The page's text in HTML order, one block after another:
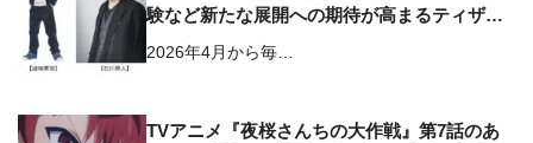
験など新たな展開への期待が高まるティザー
PVも公開
2026年4月から毎…
TVアニメ『夜桜さんちの大作戦』第7話のあ